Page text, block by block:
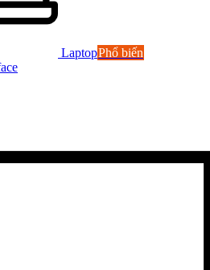
LaptopPhổ biến